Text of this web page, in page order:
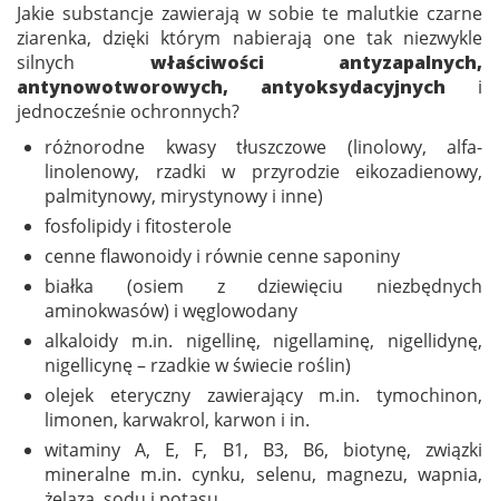
Jakie substancje zawierają w sobie te malutkie czarne
ziarenka, dzięki którym nabierają one tak niezwykle
silnych właściwości antyzapalnych,
antynowotworowych, antyoksydacyjnych i
jednocześnie ochronnych?
różnorodne kwasy tłuszczowe (linolowy, alfa-
linolenowy, rzadki w przyrodzie eikozadienowy,
palmitynowy, mirystynowy i inne)
fosfolipidy i fitosterole
cenne flawonoidy i równie cenne saponiny
białka (osiem z dziewięciu niezbędnych
aminokwasów) i węglowodany
alkaloidy m.in. nigellinę, nigellaminę, nigellidynę,
nigellicynę – rzadkie w świecie roślin)
olejek eteryczny zawierający m.in. tymochinon,
limonen, karwakrol, karwon i in.
witaminy A, E, F, B1, B3, B6, biotynę, związki
mineralne m.in. cynku, selenu, magnezu, wapnia,